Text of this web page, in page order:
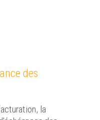
des
la